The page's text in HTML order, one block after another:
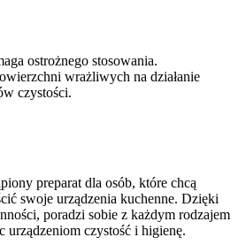
ostrożnego stosowania.
wrażliwych na działanie
czystości.
preparat dla osób, które chcą
swoje urządzenia kuchenne. Dzięki
poradzi sobie z każdym rodzajem
urządzeniom czystość i higienę.